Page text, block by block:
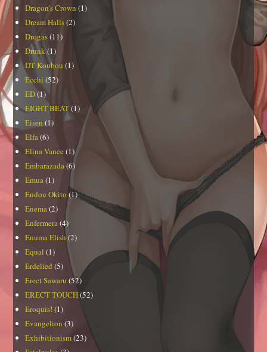
Dragon's Crown (1)
Dream Halls(2)
Drogas(11)
Drunk(1)
DT Koubou (1)
Ecchi (52)
ED(1)
EIGHT BEAT(1)
Eisen (1)
Elfa(6)
Elina Vance (1)
Embarazada(6)
Emua(1)
Endou Okito (1)
Enema(2)
Enfermera(4)
Enuma Elish(2)
Equal (1)
Erdelied (5)
Erect Sawaru (52)
ERECT TOUCH(52)
Eroquis! (1)
Evangelion (3)
Exhibitionism(23)